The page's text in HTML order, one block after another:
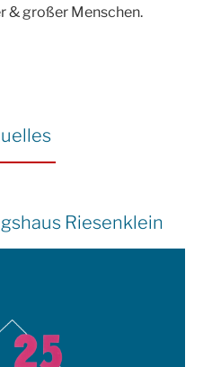
& großer Menschen.
Riesenklein